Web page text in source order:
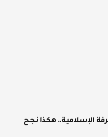
الإسلامية.. هكذا نجح